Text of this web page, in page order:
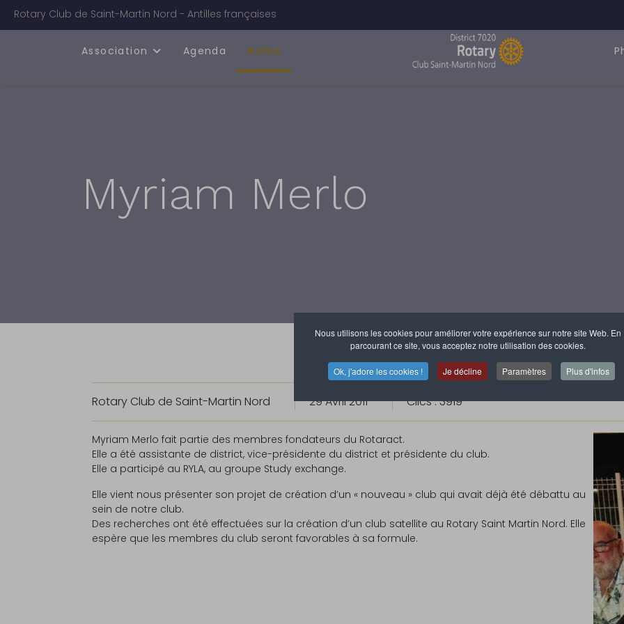
Nous utilisons les cookies pour améliorer votre expérience sur notre site Web. En
parcourant ce site, vous acceptez notre utilisation des cookies.
Ok, j'adore les cookies ! Je décline Paramètres Plus d'infos
Rotary Club de Saint-Martin Nord - Antilles françaises
Association Agenda Actus
Myriam Merlo
Rotary Club de Saint-Martin Nord 29 Avril 2011 Clics : 3919
Myriam Merlo fait partie des membres fondateurs du Rotaract.
Elle a été assistante de district, vice-présidente du district et présidente du club.
Elle a participé au RYLA, au groupe Study exchange.
Elle vient nous présenter son projet de création d’un « nouveau » club qui avait déjà été débattu au
sein de notre club.
Des recherches ont été effectuées sur la création d’un club satellite au Rotary Saint Martin Nord. Elle
espère que les membres du club seront favorables à sa formule.